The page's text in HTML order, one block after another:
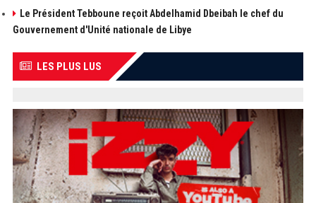
Le Président Tebboune reçoit Abdelhamid Dbeibah le chef du
Gouvernement d'Unité nationale de Libye
LES PLUS LUS